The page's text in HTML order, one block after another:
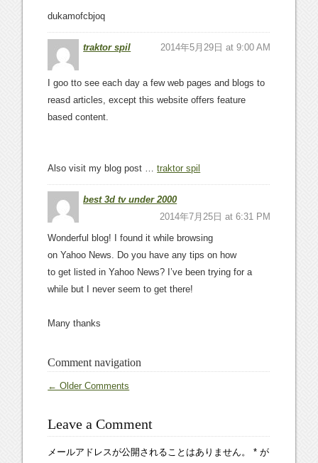
dukamofcbjoq
traktor spil 2014年5月29日 at 9:00 AM
I goo tto see each day a few web pages and blogs to
reasd articles, except this website offers feature
based content.
Also visit my blog post …traktor spil
best 3d tv under 2000
2014年7月25日 at 6:31 PM
Wonderful blog! I found it while browsing
on Yahoo News. Do you have any tips on how
to get listed in Yahoo News? I’ve been trying for a
while but I never seem to get there!
Many thanks
Comment navigation
← Older Comments
Leave a Comment
メールアドレスが公開されることはありません。 * が